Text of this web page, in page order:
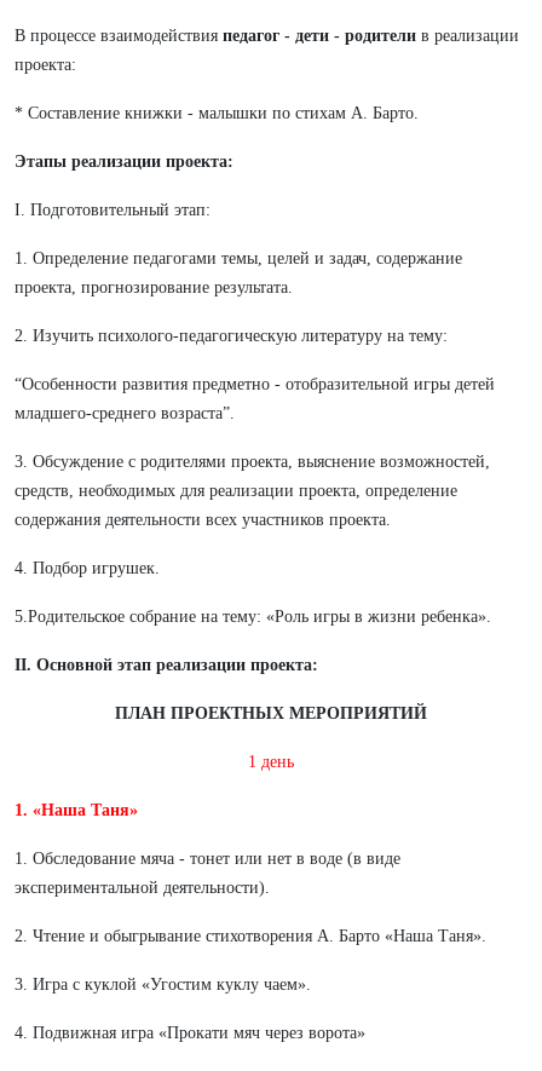
В процессе взаимодействия педагог - дети - родители в реализации
проекта:
* Составление книжки - малышки по стихам А. Барто.
Этапы реализации проекта:
I. Подготовительный этап:
1. Определение педагогами темы, целей и задач, содержание
проекта, прогнозирование результата.
2. Изучить психолого-педагогическую литературу на тему:
“Особенности развития предметно - отобразительной игры детей
младшего-среднего возраста”.
3. Обсуждение с родителями проекта, выяснение возможностей,
средств, необходимых для реализации проекта, определение
содержания деятельности всех участников проекта.
4. Подбор игрушек.
5.Родительское собрание на тему: «Роль игры в жизни ребенка».
II. Основной этап реализации проекта:
ПЛАН ПРОЕКТНЫХ МЕРОПРИЯТИЙ
1 день
1. «Наша Таня»
1. Обследование мяча - тонет или нет в воде (в виде
экспериментальной деятельности).
2. Чтение и обыгрывание стихотворения А. Барто «Наша Таня».
3. Игра с куклой «Угостим куклу чаем».
4. Подвижная игра «Прокати мяч через ворота»